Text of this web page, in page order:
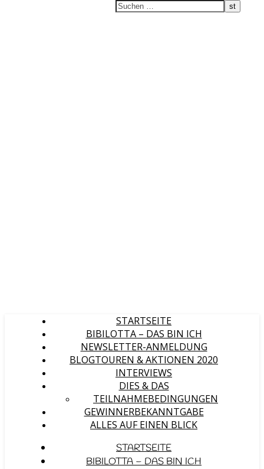
STARTSEITE
BIBILOTTA – DAS BIN ICH
NEWSLETTER-ANMELDUNG
BLOGTOUREN & AKTIONEN 2020
INTERVIEWS
DIES & DAS
TEILNAHMEBEDINGUNGEN
GEWINNERBEKANNTGABE
ALLES AUF EINEN BLICK
STARTSEITE
BIBILOTTA – DAS BIN ICH